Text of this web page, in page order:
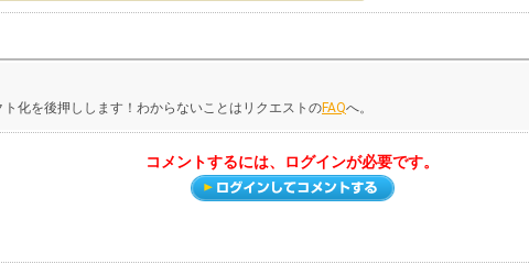
化を後押しします！わからないことはリクエストのFAQへ。
コメントするには、ログインが必要です。